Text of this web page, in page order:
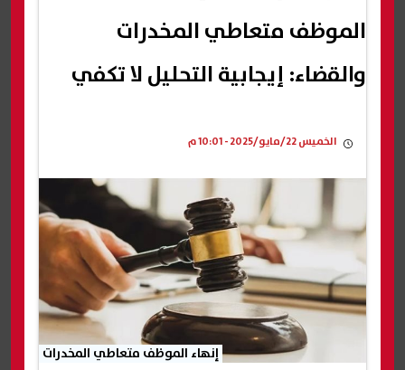
الموظف متعاطي المخدرات
والقضاء: إيجابية التحليل لا تكفي
الخميس 22/مايو/2025 - 10:01 م
إنهاء الموظف متعاطي المخدرات